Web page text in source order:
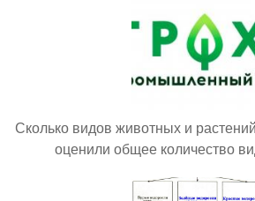
Сколько видов животных и
оценили общее количество